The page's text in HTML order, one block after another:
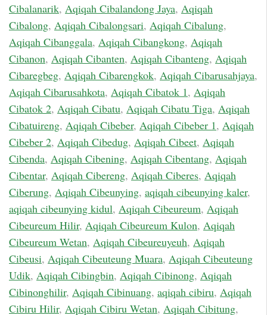
Cibalanarik, Aqiqah Cibalandong Jaya, Aqiqah
Cibalong, Aqiqah Cibalongsari, Aqiqah Cibalung,
Aqiqah Cibanggala, Aqiqah Cibangkong, Aqiqah
Cibanon, Aqiqah Cibanten, Aqiqah Cibanteng, Aqiqah
Cibaregbeg, Aqiqah Cibarengkok, Aqiqah Cibarusahjaya,
Aqiqah Cibarusahkota, Aqiqah Cibatok 1, Aqiqah
Cibatok 2, Aqiqah Cibatu, Aqiqah Cibatu Tiga, Aqiqah
Cibatuireng, Aqiqah Cibeber, Aqiqah Cibeber 1, Aqiqah
Cibeber 2, Aqiqah Cibedug, Aqiqah Cibeet, Aqiqah
Cibenda, Aqiqah Cibening, Aqiqah Cibentang, Aqiqah
Cibentar, Aqiqah Cibereng, Aqiqah Ciberes, Aqiqah
Ciberung, Aqiqah Cibeunying, aqiqah cibeunying kaler,
aqiqah cibeunying kidul, Aqiqah Cibeureum, Aqiqah
Cibeureum Hilir, Aqiqah Cibeureum Kulon, Aqiqah
Cibeureum Wetan, Aqiqah Cibeureuyeuh, Aqiqah
Cibeusi, Aqiqah Cibeuteung Muara, Aqiqah Cibeuteung
Udik, Aqiqah Cibingbin, Aqiqah Cibinong, Aqiqah
Cibinonghilir, Aqiqah Cibinuang, aqiqah cibiru, Aqiqah
Cibiru Hilir, Aqiqah Cibiru Wetan, Aqiqah Cibitung,